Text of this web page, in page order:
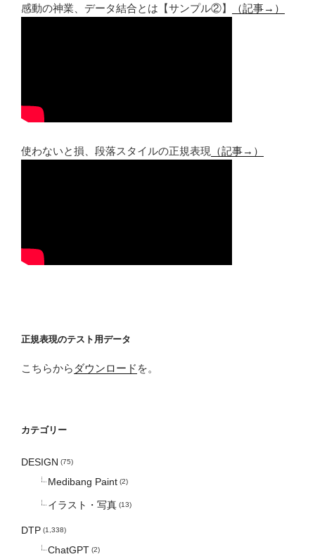
感動の神業、データ結合とは【サンプル②】 （記事→）
使わないと損、段落スタイルの正規表現 （記事→）
正規表現のテスト用データ
こちらから ダウンロード を。
カテゴリー
DESIGN (75)
Medibang Paint (2)
イラスト・写真 (13)
DTP (1,338)
ChatGPT (2)